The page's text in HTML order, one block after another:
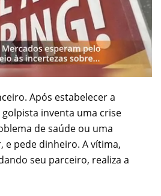
Após estabelecer a
inventa uma crise
de saúde ou uma
e pede dinheiro. A vítima,
seu parceiro, realiza a